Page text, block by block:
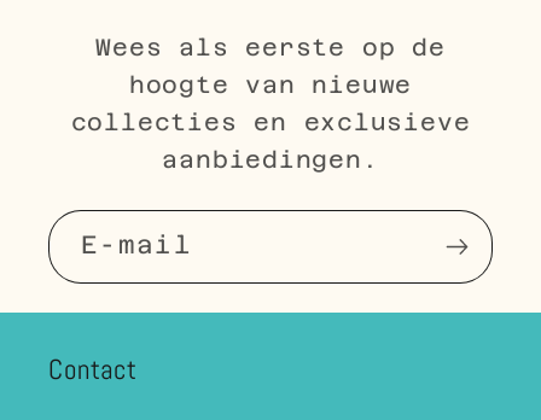
Wees als eerste op de
hoogte van nieuwe
collecties en exclusieve
aanbiedingen.
E‑mail
Contact